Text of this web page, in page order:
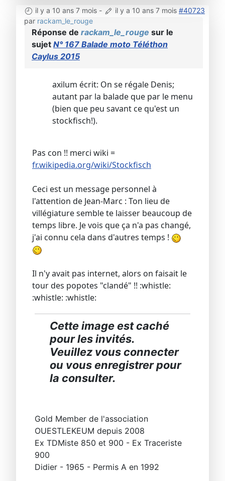
il y a 10 ans 7 mois - il y a 10 ans 7 mois #40723
par rackam_le_rouge
Réponse de rackam_le_rouge sur le
sujet N° 167 Balade moto Téléthon
Caylus 2015
axilum écrit: On se régale Denis;
autant par la balade que par le menu
(bien que peu savant ce qu'est un
stockfisch!).
Pas con !! merci wiki =
fr.wikipedia.org/wiki/Stockfisch
Ceci est un message personnel à
l'attention de Jean-Marc : Ton lieu de
villégiature semble te laisser beaucoup de
temps libre. Je vois que ça n'a pas changé,
j'ai connu cela dans d'autres temps !
Il n'y avait pas internet, alors on faisait le
tour des popotes "clandé" !! :whistle:
:whistle: :whistle:
Cette image est caché
pour les invités.
Veuillez vous connecter
ou vous enregistrer pour
la consulter.
Gold Member de l'association
OUESTLEKEUM depuis 2008
Ex TDMiste 850 et 900 - Ex Traceriste
900
Didier - 1965 - Permis A en 1992